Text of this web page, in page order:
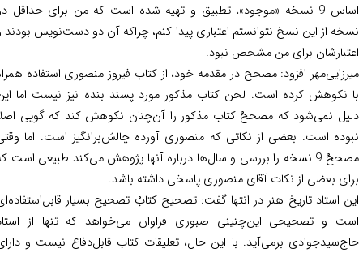
اساس 9 نسخه «موجود»، تطبیق و تهیه شده است که من برای حداقل دو
از این نسخ نتوانستم اعتباری پیدا کنم، چراکه آن دو دست‌نویس بودند و
برای من مشخص نبود.
افزود: مصحح در مقدمه خود، از کتاب فیروز منصوری استفاده همراه
نکوهش کرده است. لحن کتاب مذکور مورد پسند بنده نیز نیست اما این
نمی‌شود که مصححْ کتاب مذکور را آن‌چنان نکوهش کند که گویی اصلاً
است. بعضی از نکاتی که منصوری آورده چالش‌برانگیز است. اما وقتی
مصححْ 9 نسخه را بررسی و سال‌ها درباره آنها پژوهش می‌کند طبیعی است که
بعضی از نکات آقای منصوری پاسخی داشته باشد.
استاد تاریخ هنر در انتها گفت: تصحیح کتابْ تصحیح بسیار قابل‌استفاده‌ای
و تصحیحی این‌چنینی صبوری فراوان می‌خواهد که تنها از استاد
برمی‌آید. با این حال، تعلیقات کتاب قابل‌دفاع نیست و دارای